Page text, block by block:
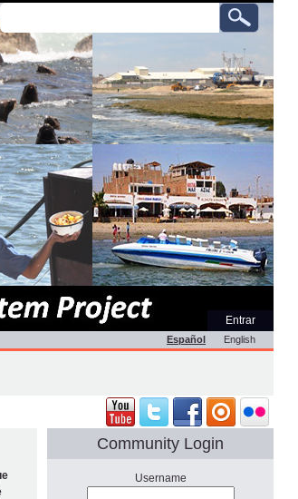
Buscar
Herramientas
Personales
Entrar
English
Español
Community Login
Username